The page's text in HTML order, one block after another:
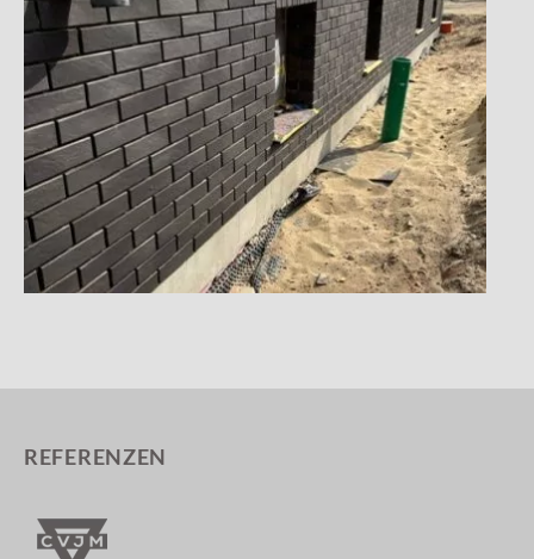
REFERENZEN